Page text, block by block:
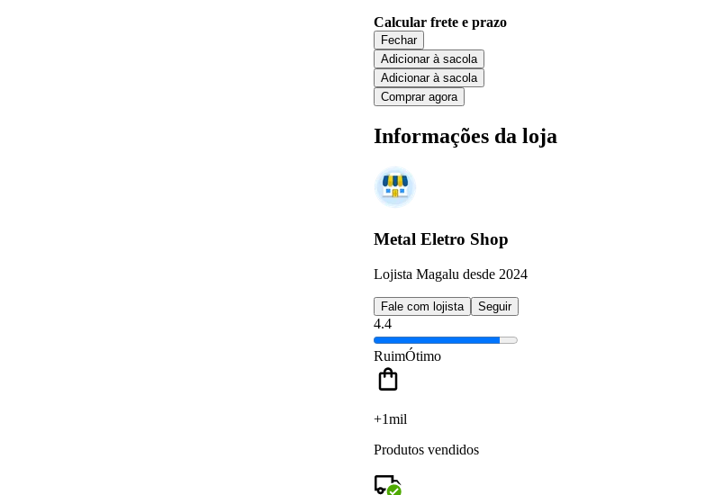
Calcular frete e prazo
Fechar
Adicionar à sacola
Adicionar à sacola
Comprar agora
Informações da loja
Metal Eletro Shop
Lojista Magalu desde 2024
Fale com lojista Seguir
4.4
RuimÓtimo
+1mil
Produtos vendidos